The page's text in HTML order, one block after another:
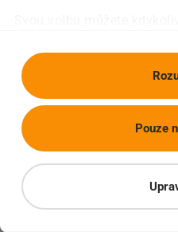
Pouze